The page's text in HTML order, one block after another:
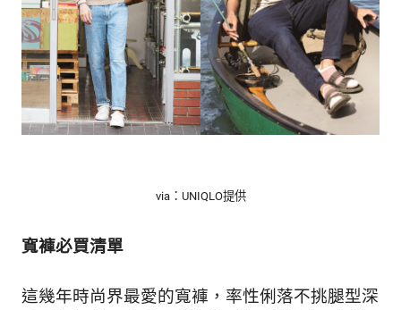
via：UNIQLO提供
寬褲必買清單
這幾年時尚界最愛的寬褲，率性俐落不挑腿型深